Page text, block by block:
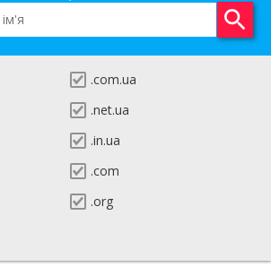
.com.ua
.net.ua
.in.ua
.com
.org